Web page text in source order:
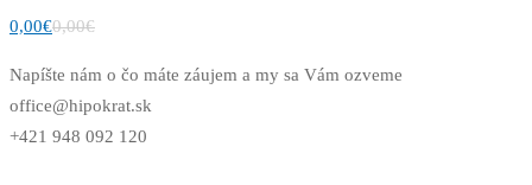
0,00€0,00€
Napíšte nám o čo máte záujem a my sa Vám ozveme
office@hipokrat.sk
+421 948 092 120